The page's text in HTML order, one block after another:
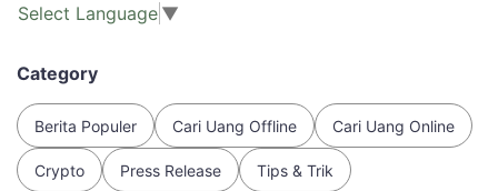
Select Language ▼
Category
Berita Populer Cari Uang Offline Cari Uang Online
Crypto Press Release Tips & Trik